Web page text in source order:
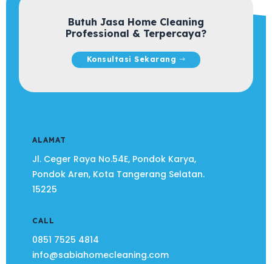
Butuh Jasa Home Cleaning
Professional & Terpercaya?
Konsultasi Sekarang
ALAMAT
Jl. Ceger Raya No.54E, Pondok Karya,
Pondok Aren, Kota Tangerang Selatan.
15225
CALL
0851 7525 4814
info@sabiahomecleaning.com